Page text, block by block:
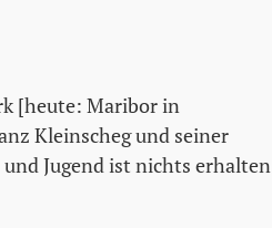
[heute: Maribor in
Kleinscheg und seiner
Jugend ist nichts erhalten